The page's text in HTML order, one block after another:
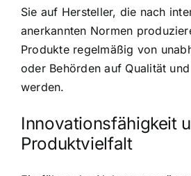
Sie auf Hersteller, die nach
anerkannten Normen
Produkte regelmäßig von
oder Behörden auf Qualität
werden.
Innovationsfähigkeit
Produktvielfalt